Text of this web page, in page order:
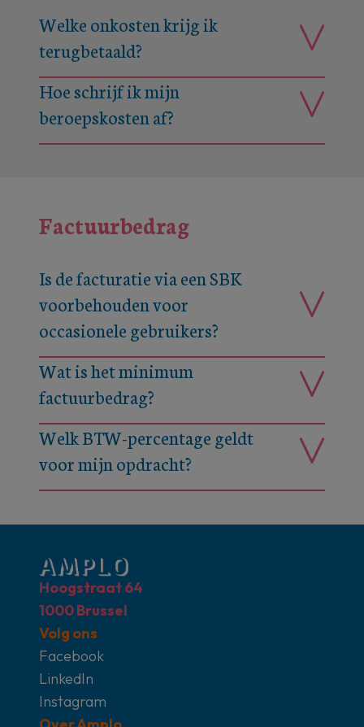
Welke onkosten krijg ik
terugbetaald?
Hoe schrijf ik mijn
beroepskosten af?
Factuurbedrag
Is de facturatie via een SBK
voorbehouden voor
occasionele gebruikers?
Wat is het minimum
factuurbedrag?
Welk BTW-percentage geldt
voor mijn opdracht?
Hoogstraat 64
1000 Brussel
Volg ons
Facebook
LinkedIn
Instagram